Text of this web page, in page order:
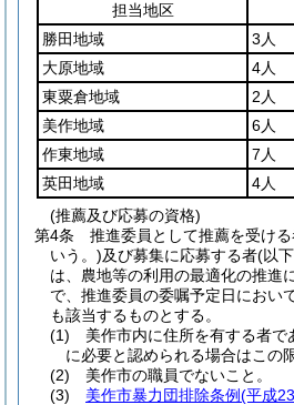
担当地区
勝田地域
3人
大原地域
4人
東粟倉地域
2人
美作地域
6人
作東地域
7人
英田地域
4人
(推薦及び応募の資格)
第4条
推進委員として推薦を受け
いう。)及び募集に応募する者(以
は、農地等の利用の最適化の推進
で、推進委員の委嘱予定日において
も該当するものとする。
(1)
美作市内に住所を有する者で
に必要と認められる場合はこの
(2)
美作市の職員でないこと。
(3)
美作市暴力団排除条例(平成